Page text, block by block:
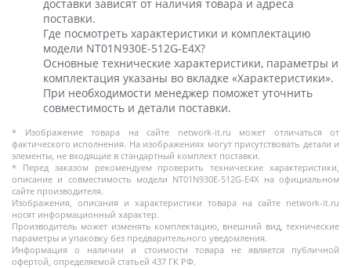
доставки зависят от наличия товара и адреса
поставки.
Где посмотреть характеристики и комплектацию
модели NT01N930E-512G-E4X?
Основные технические характеристики, параметры и
комплектация указаны во вкладке «Характеристики».
При необходимости менеджер поможет уточнить
совместимость и детали поставки.
* Изображение товара на сайте network-it.ru может отличаться от
фактического исполнения. На изображениях могут присутствовать детали и
элементы, не входящие в стандартный комплект поставки.
* Перед заказом рекомендуем проверить технические характеристики,
описание и совместимость модели NT01N930E-512G-E4X на официальном
сайте производителя.
Изображения, описания и характеристики товара на сайте network-it.ru
носят информационный характер.
Производитель может изменять комплектацию, внешний вид, технические
параметры и упаковку без предварительного уведомления.
Информация о наличии и стоимости товара не является публичной
офертой, определяемой статьей 437 ГК РФ.